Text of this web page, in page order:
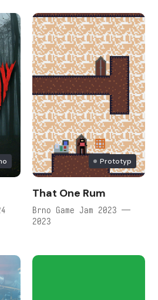
Prototyp
That One Rum
Brno Game Jam 2023 —
2023